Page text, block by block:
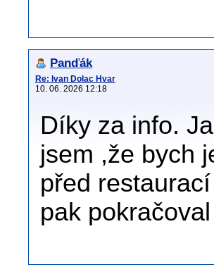
Panďák
Re: Ivan Dolac Hvar
10. 06. 2026 12:18
Díky za info.
jsem ,že bych
před
pak